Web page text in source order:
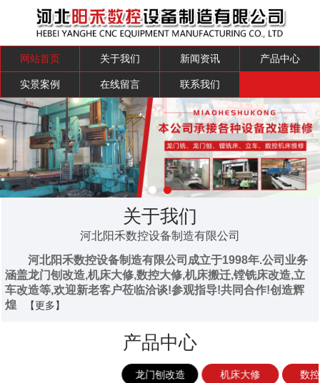
网站首页 关于我们 新闻资讯 产品中心
实景案例 在线留言 联系我们
关于我们
河北阳禾数控设备制造有限公司
河北阳禾数控设备制造有限公司成立于1998年.公司业务
涵盖龙门刨改造,机床大修,数控大修,机床搬迁,镗铣床改造,立
车改造等,欢迎新老客户莅临洽谈!参观指导!共同合作!创造辉
煌
【更多】
产品中心
龙门刨改造 机床大修 数